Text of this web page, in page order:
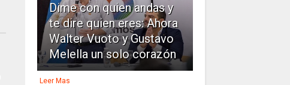
Dime con quien andas y
te dire quien eres: Ahora
Walter Vuoto y Gustavo
Melella un solo corazón
Leer Mas